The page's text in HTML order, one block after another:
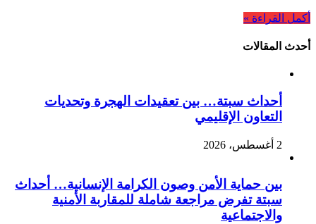
أكمل القراءة »
أحدث المقالات
أحداث سبتة… بين تعقيدات الهجرة وتحديات
التعاون الإقليمي
2 أغسطس، 2026
بين حماية الأمن وصون الكرامة الإنسانية… أحداث
سبتة تفرض مراجعة شاملة للمقاربة الأمنية
والاجتماعية